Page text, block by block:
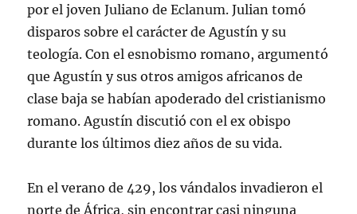
por el joven Juliano de Eclanum. Julian tomó
disparos sobre el carácter de Agustín y su
teología. Con el esnobismo romano, argumentó
que Agustín y sus otros amigos africanos de
clase baja se habían apoderado del cristianismo
romano. Agustín discutió con el ex obispo
durante los últimos diez años de su vida.
En el verano de 429, los vándalos invadieron el
norte de África, sin encontrar casi ninguna